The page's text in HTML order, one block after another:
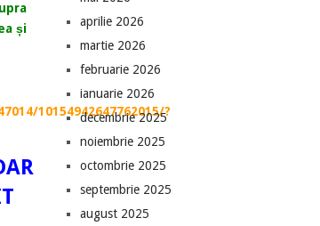
și
10154942647762015/?
aprilie 2026
martie 2026
februarie 2026
ianuarie 2026
decembrie 2025
noiembrie 2025
octombrie 2025
septembrie 2025
august 2025